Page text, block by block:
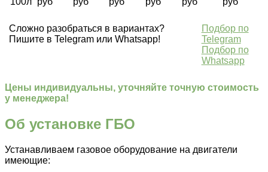
Сложно разобраться в вариантах?
Пишите в Telegram или Whatsapp!
Подбор по
Telegram
Подбор по
Whatsapp
Цены индивидуальны, уточняйте точную стоимость
у менеджера!
Об установке ГБО
Устанавливаем газовое оборудование на двигатели
имеющие: